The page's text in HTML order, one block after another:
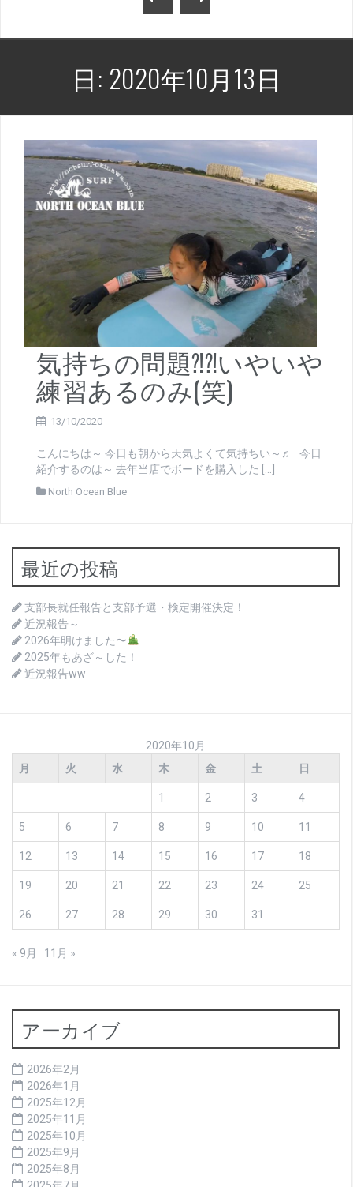
日: 2020年10月13日
気持ちの問題⁈⁈いやいや
練習あるのみ(笑)
13/10/2020
こんにちは～ 今日も朝から天気よくて気持ちい～♬ 今日
紹介するのは～ 去年当店でボードを購入した […]
North Ocean Blue
最近の投稿
支部長就任報告と支部予選・検定開催決定！
近況報告～
2026年明けました〜
2025年もあざ～した！
近況報告ww
2020年10月
月
火 水 木 金 土 日
1 2 3 4
5 6 7 8 9 10 11
12 13 14 15 16 17 18
19 20 21 22 23 24 25
26 27 28 29 30 31
« 9月 11月 »
アーカイブ
2026年2月
2026年1月
2025年12月
2025年11月
2025年10月
2025年9月
2025年8月